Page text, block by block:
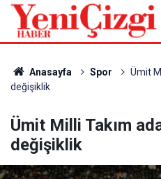
Anasayfa Spor
Ümit
değişiklik
Ümit Milli Takım
değişiklik